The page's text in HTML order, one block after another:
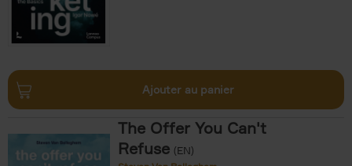
Ajouter au panier
The Offer You Can't
Refuse (EN)